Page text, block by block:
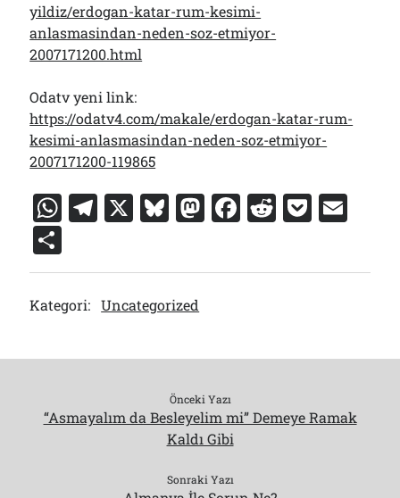
yildiz/erdogan-katar-rum-kesimi-
anlasmasindan-neden-soz-etmiyor-
2007171200.html
Odatv yeni link:
https://odatv4.com/makale/erdogan-katar-rum-
kesimi-anlasmasindan-neden-soz-etmiyor-
2007171200-119865
W
at
s
A
p
T
e
gr
a
m
X Bl
e
s
k
y
M
st
o
F
c
o
k
R
d
P
c ai
h
ar
e
Kategori: Uncategorized
Önceki Yazı
“Asmayalım da Besleyelim mi” Demeye Ramak
Kaldı Gibi
Sonraki Yazı